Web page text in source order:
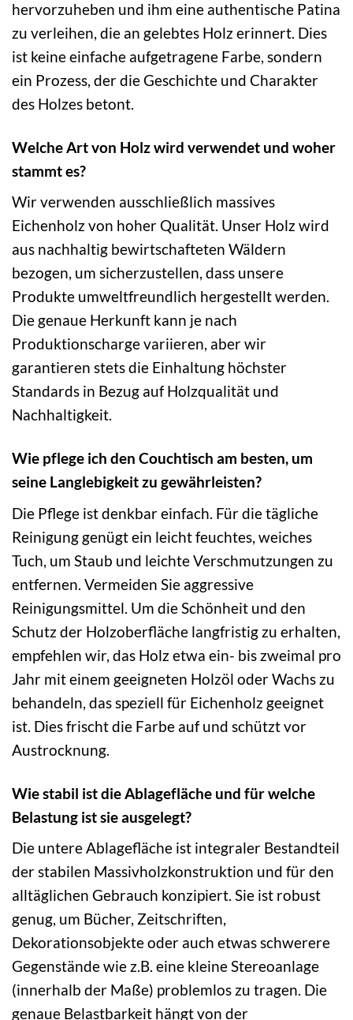
hervorzuheben und ihm eine authentische Patina
zu verleihen, die an gelebtes Holz erinnert. Dies
ist keine einfache aufgetragene Farbe, sondern
ein Prozess, der die Geschichte und Charakter
des Holzes betont.
Welche Art von Holz wird verwendet und woher
stammt es?
Wir verwenden ausschließlich massives
Eichenholz von hoher Qualität. Unser Holz wird
aus nachhaltig bewirtschafteten Wäldern
bezogen, um sicherzustellen, dass unsere
Produkte umweltfreundlich hergestellt werden.
Die genaue Herkunft kann je nach
Produktionscharge variieren, aber wir
garantieren stets die Einhaltung höchster
Standards in Bezug auf Holzqualität und
Nachhaltigkeit.
Wie pflege ich den Couchtisch am besten, um
seine Langlebigkeit zu gewährleisten?
Die Pflege ist denkbar einfach. Für die tägliche
Reinigung genügt ein leicht feuchtes, weiches
Tuch, um Staub und leichte Verschmutzungen zu
entfernen. Vermeiden Sie aggressive
Reinigungsmittel. Um die Schönheit und den
Schutz der Holzoberfläche langfristig zu erhalten,
empfehlen wir, das Holz etwa ein- bis zweimal pro
Jahr mit einem geeigneten Holzöl oder Wachs zu
behandeln, das speziell für Eichenholz geeignet
ist. Dies frischt die Farbe auf und schützt vor
Austrocknung.
Wie stabil ist die Ablagefläche und für welche
Belastung ist sie ausgelegt?
Die untere Ablagefläche ist integraler Bestandteil
der stabilen Massivholzkonstruktion und für den
alltäglichen Gebrauch konzipiert. Sie ist robust
genug, um Bücher, Zeitschriften,
Dekorationsobjekte oder auch etwas schwerere
Gegenstände wie z.B. eine kleine Stereoanlage
(innerhalb der Maße) problemlos zu tragen. Die
genaue Belastbarkeit hängt von der